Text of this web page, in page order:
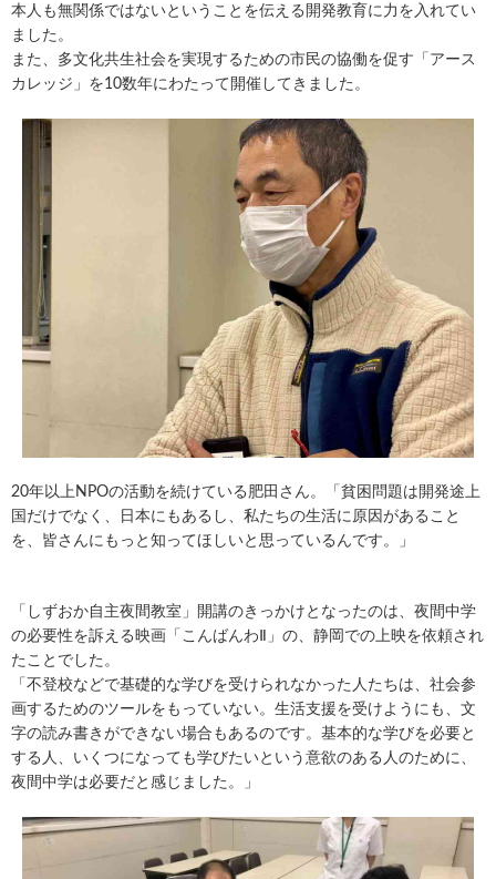
本人も無関係ではないということを伝える開発教育に力を入れてい
ました。
また、多文化共生社会を実現するための市民の協働を促す「アース
カレッジ」を10数年にわたって開催してきました。
20年以上NPOの活動を続けている肥田さん。「貧困問題は開発途上
国だけでなく、日本にもあるし、私たちの生活に原因があること
を、皆さんにもっと知ってほしいと思っているんです。」
「しずおか自主夜間教室」開講のきっかけとなったのは、夜間中学
の必要性を訴える映画「こんばんわⅡ」の、静岡での上映を依頼され
たことでした。
「不登校などで基礎的な学びを受けられなかった人たちは、社会参
画するためのツールをもっていない。生活支援を受けようにも、文
字の読み書きができない場合もあるのです。基本的な学びを必要と
する人、いくつになっても学びたいという意欲のある人のために、
夜間中学は必要だと感じました。」